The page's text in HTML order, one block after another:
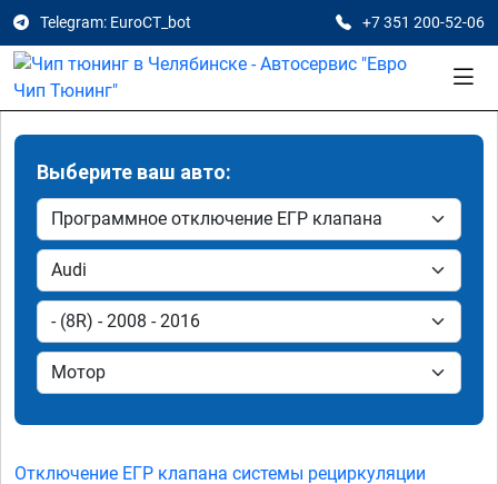
Telegram: EuroCT_bot +7 351 200-52-06
Выберите ваш авто:
Отключение ЕГР клапана системы рециркуляции